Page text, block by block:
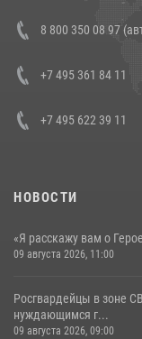
Состоялась рабочая
генерала армии
представителя
Кавказском
8 800 350 08 97
+7 495 361 84 11
+7 495 622 39 11
НОВОСТИ
«Я расскажу вам о
09 августа 2026, 11:00
Росгвардейцы в зоне
нуждающимся г...
09 августа 2026, 09:00